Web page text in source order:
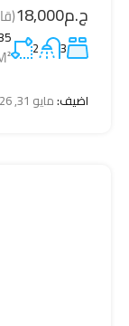
ج.م18,000
3
2
اضيف:مايو 31, 2026